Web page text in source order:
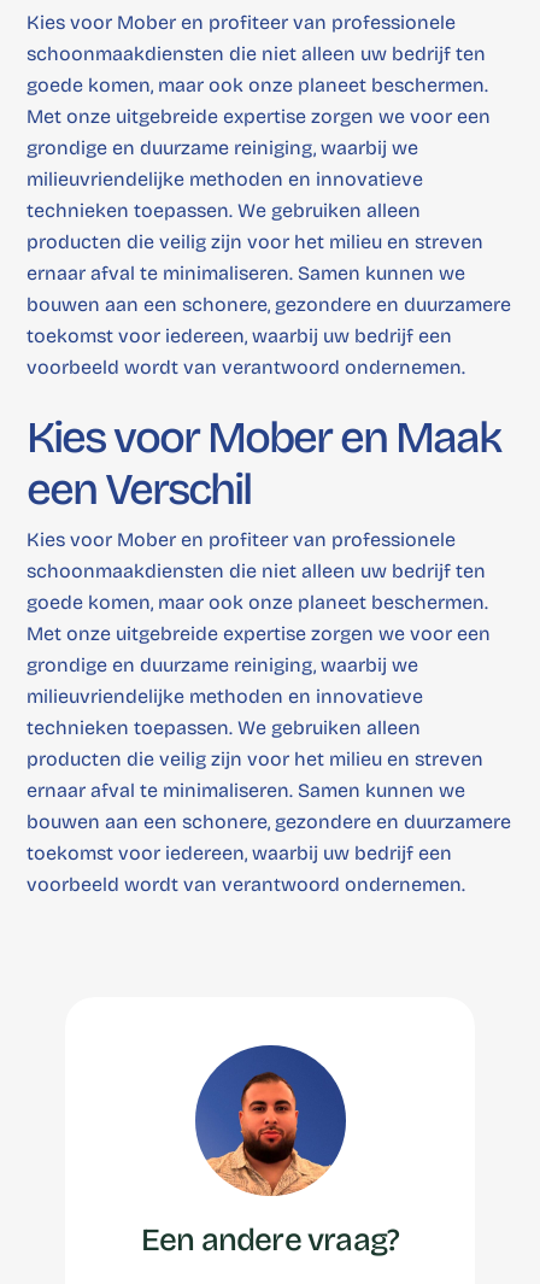
Kies voor Mober en profiteer van professionele
schoonmaakdiensten die niet alleen uw bedrijf ten
goede komen, maar ook onze planeet beschermen.
Met onze uitgebreide expertise zorgen we voor een
grondige en duurzame reiniging, waarbij we
milieuvriendelijke methoden en innovatieve
technieken toepassen. We gebruiken alleen
producten die veilig zijn voor het milieu en streven
ernaar afval te minimaliseren. Samen kunnen we
bouwen aan een schonere, gezondere en duurzamere
toekomst voor iedereen, waarbij uw bedrijf een
voorbeeld wordt van verantwoord ondernemen.
Kies voor Mober en Maak
een Verschil
Kies voor Mober en profiteer van professionele
schoonmaakdiensten die niet alleen uw bedrijf ten
goede komen, maar ook onze planeet beschermen.
Met onze uitgebreide expertise zorgen we voor een
grondige en duurzame reiniging, waarbij we
milieuvriendelijke methoden en innovatieve
technieken toepassen. We gebruiken alleen
producten die veilig zijn voor het milieu en streven
ernaar afval te minimaliseren. Samen kunnen we
bouwen aan een schonere, gezondere en duurzamere
toekomst voor iedereen, waarbij uw bedrijf een
voorbeeld wordt van verantwoord ondernemen.
Een andere vraag?